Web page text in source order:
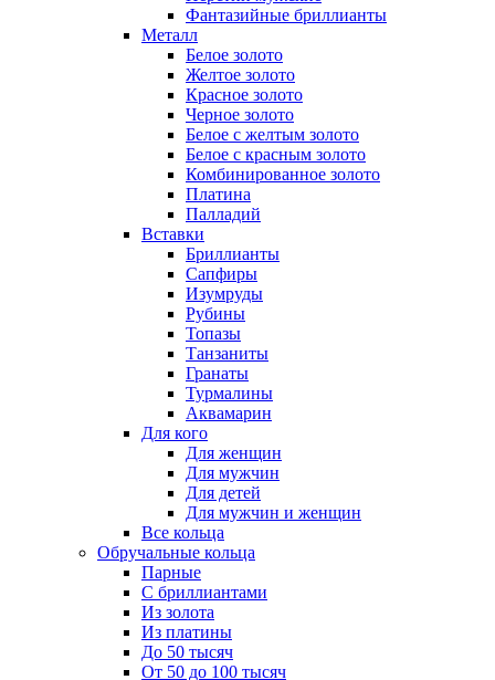
Фантазийные бриллианты
Металл
Белое золото
Желтое золото
Красное золото
Черное золото
Белое с желтым золото
Белое с красным золото
Комбинированное золото
Платина
Палладий
Вставки
Бриллианты
Сапфиры
Изумруды
Рубины
Топазы
Танзаниты
Гранаты
Турмалины
Аквамарин
Для кого
Для женщин
Для мужчин
Для детей
Для мужчин и женщин
Все кольца
Обручальные кольца
Парные
С бриллиантами
Из золота
Из платины
До 50 тысяч
От 50 до 100 тысяч